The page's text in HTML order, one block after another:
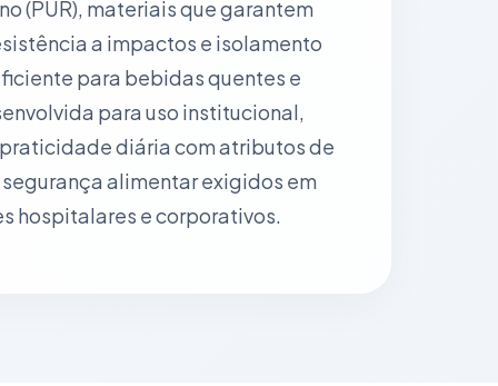
(PUR), materiais que garantem
a impactos e isolamento
para bebidas quentes e
para uso institucional,
diária com atributos de
alimentar exigidos em
hospitalares e corporativos.